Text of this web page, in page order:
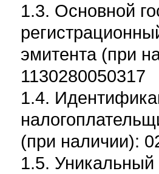
1.3. Основной
эмитента (при
1130280050317
1.4.
(при наличии):
1.5. Уникальный